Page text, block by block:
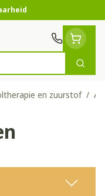
Zoek
en zuurstof /